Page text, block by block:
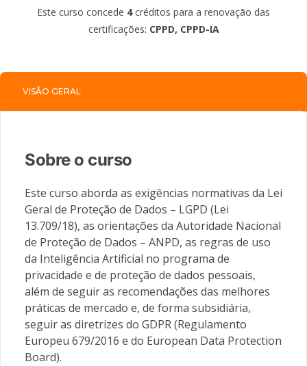
Este curso concede 4créditos para a renovação das
certificações: CPPD, CPPD-IA
VISÃO GERAL
Sobre o curso
Este curso aborda as exigências normativas da Lei
Geral de Proteção de Dados – LGPD (Lei
13.709/18), as orientações da Autoridade Nacional
de Proteção de Dados – ANPD, as regras de uso
da Inteligência Artificial no programa de
privacidade e de proteção de dados pessoais,
além de seguir as recomendações das melhores
práticas de mercado e, de forma subsidiária,
seguir as diretrizes do GDPR (Regulamento
Europeu 679/2016 e do European Data Protection
Board).